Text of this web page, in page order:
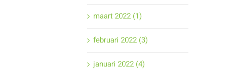
maart 2022 (1)
februari 2022 (3)
januari 2022 (4)